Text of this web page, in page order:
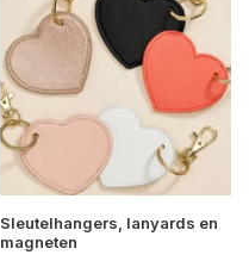
Sleutelhangers, lanyards en
magneten